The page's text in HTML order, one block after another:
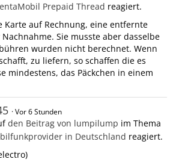
Prepaid Thread reagiert.
Karte auf Rechnung, eine entfernte
Sie musste aber dasselbe
wurden nicht berechnet. Wenn
zu liefern, so schaffen die es
mindestens, das Päckchen in einem
Vor 6 Stunden
den Beitrag von lumpilump im Thema
in Deutschland reagiert.